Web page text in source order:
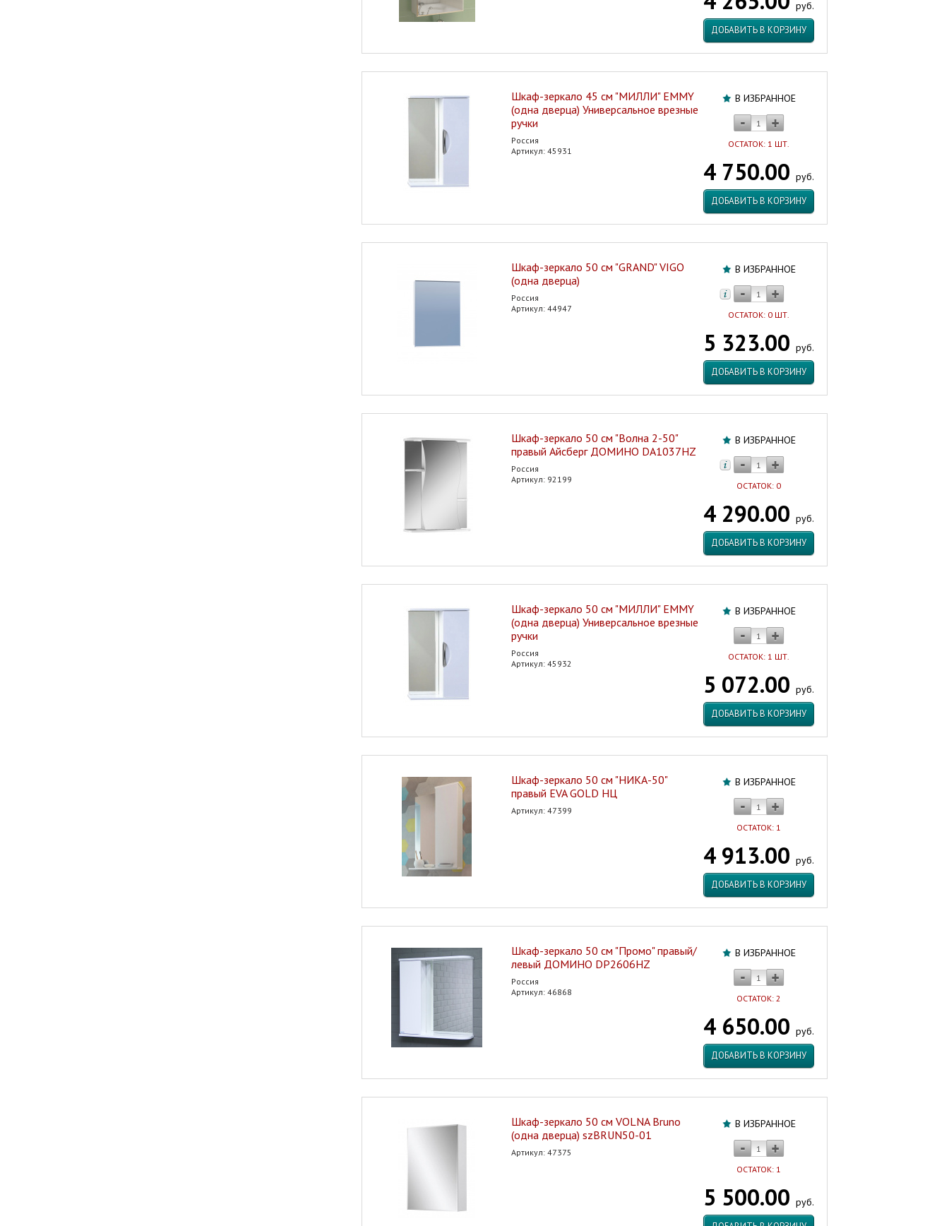
руб.
ДОБАВИТЬ В КОРЗИНУ
В ИЗБРАННОЕ
ОСТАТОК: 1 ШТ.
4 750.00 руб.
ДОБАВИТЬ В КОРЗИНУ
Шкаф-зеркало 45 см "МИЛЛИ" EMMY
(одна дверца) Универсальное врезные
ручки
Россия
Артикул: 45931
В ИЗБРАННОЕ
ОСТАТОК: 0 ШТ.
5 323.00 руб.
ДОБАВИТЬ В КОРЗИНУ
Шкаф-зеркало 50 см "GRAND" VIGO
(одна дверца)
Россия
Артикул: 44947
В ИЗБРАННОЕ
ОСТАТОК: 0
4 290.00 руб.
ДОБАВИТЬ В КОРЗИНУ
Шкаф-зеркало 50 см "Волна 2-50"
правый Айсберг ДОМИНО DA1037HZ
Россия
Артикул: 92199
В ИЗБРАННОЕ
ОСТАТОК: 1 ШТ.
5 072.00 руб.
ДОБАВИТЬ В КОРЗИНУ
Шкаф-зеркало 50 см "МИЛЛИ" EMMY
(одна дверца) Универсальное врезные
ручки
Россия
Артикул: 45932
В ИЗБРАННОЕ
ОСТАТОК: 1
4 913.00 руб.
ДОБАВИТЬ В КОРЗИНУ
Шкаф-зеркало 50 см "НИКА-50"
правый EVA GOLD НЦ
Артикул: 47399
В ИЗБРАННОЕ
ОСТАТОК: 2
4 650.00 руб.
ДОБАВИТЬ В КОРЗИНУ
Шкаф-зеркало 50 см "Промо" правый/
левый ДОМИНО DP2606HZ
Россия
Артикул: 46868
В ИЗБРАННОЕ
ОСТАТОК: 1
5 500.00 руб.
Шкаф-зеркало 50 см VOLNA Bruno
(одна дверца) szBRUN50-01
Артикул: 47375